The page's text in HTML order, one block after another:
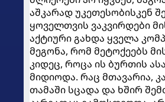
აშკარად უკეთესობისკენ
ყოველთვის ვაკვირდები
აქტიური გახდა ყველა
მეგონა, რომ მეტოქეებს
კიდეც, როცა ის ბურთის
მიდიოდა. რაც მთავარია,
თამაში სცადა და ხშირ